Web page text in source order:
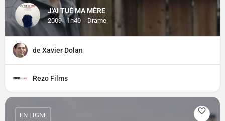
J'AI TUÉ MA MÈRE
2009 - 1h40 Drame
de Xavier Dolan
Rezo Films
EN LIGNE